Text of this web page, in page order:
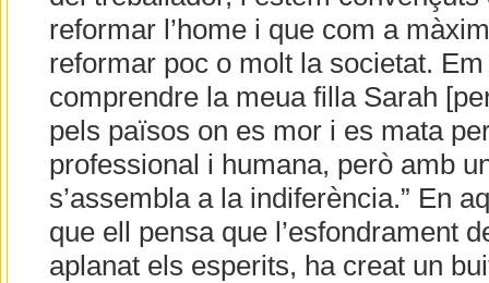
reformar l’home i que com a
reformar poc o molt la societat.
comprendre la meua filla Sarah
pels països on es mor i es mata
professional i humana, però amb
s’assembla a la indiferència.” En
que ell pensa que l’esfondrament
aplanat els esperits, ha creat un